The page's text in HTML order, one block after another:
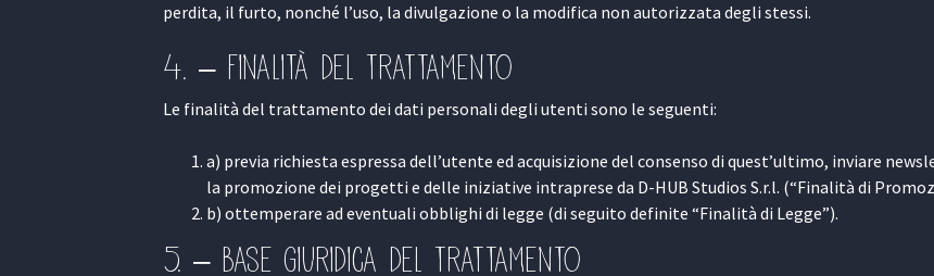
perdita, il furto, nonché l’uso, la divulgazione o la modifica non autorizzata degli stessi.
4. – Finalità del trattamento
Le finalità del trattamento dei dati personali degli utenti sono le seguenti:
a) previa richiesta espressa dell’utente ed acquisizione del consenso di quest’ultimo, inviare
la promozione dei progetti e delle iniziative intraprese da D-HUB Studios S.r.l. (“Finalità di
b) ottemperare ad eventuali obblighi di legge (di seguito definite “Finalità di Legge”).
5. – Base giuridica del trattamento